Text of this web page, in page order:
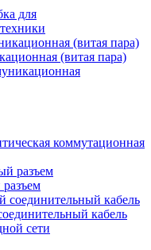
для
(витая пара)
коммутационная
кабель
сети